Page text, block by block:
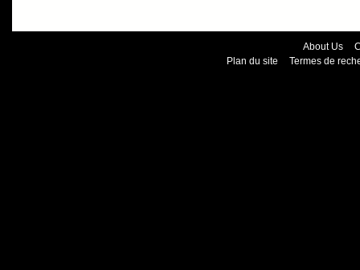
About Us
Plan du site
Termes de